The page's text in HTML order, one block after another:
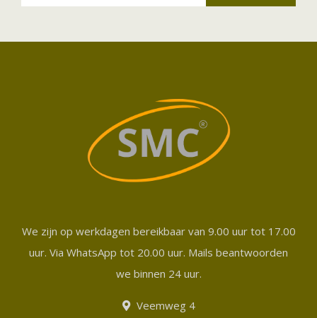
We zijn op werkdagen bereikbaar van 9.00 uur tot 17.00
uur. Via WhatsApp tot 20.00 uur. Mails beantwoorden
we binnen 24 uur.
Veemweg 4